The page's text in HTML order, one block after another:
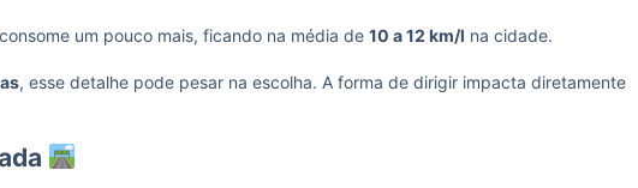
um pouco mais, ficando na média de 10 a 12 km/l na cidade.
, esse detalhe pode pesar na escolha. A forma de dirigir impacta diretamente